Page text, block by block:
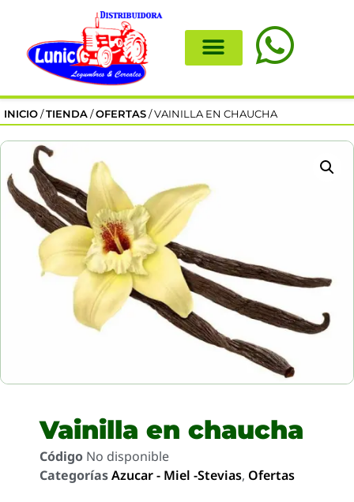
INICIO /TIENDA /OFERTAS / VAINILLA EN CHAUCHA
Vainilla en chaucha
Código No disponible
CategoríasAzucar - Miel -Stevias, Ofertas